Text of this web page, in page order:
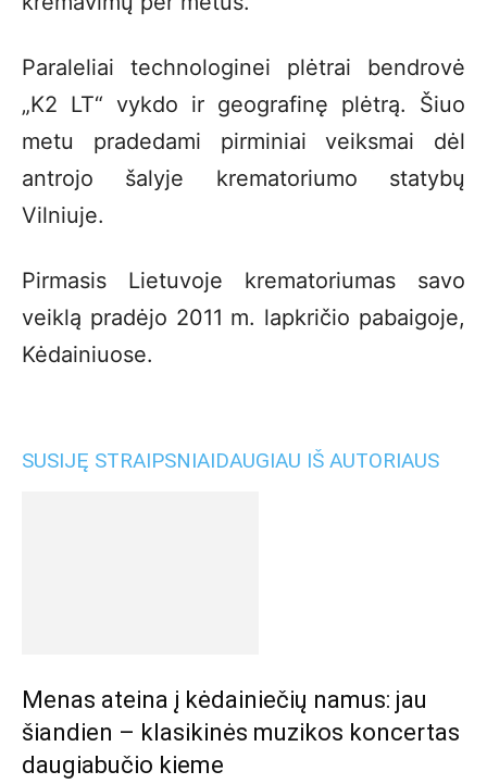
Paraleliai technologinei plėtrai bendrovė
„K2 LT“ vykdo ir geografinę plėtrą. Šiuo
metu pradedami pirminiai veiksmai dėl
antrojo šalyje krematoriumo statybų
Vilniuje.
Pirmasis Lietuvoje krematoriumas savo
veiklą pradėjo 2011 m. lapkričio pabaigoje,
Kėdainiuose.
SUSIJĘ STRAIPSNIAIDAUGIAU IŠ AUTORIAUS
Menas ateina į kėdainiečių namus: jau
šiandien – klasikinės muzikos koncertas
daugiabučio kieme